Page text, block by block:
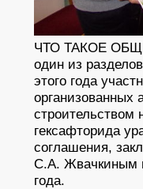
ЧТО ТАКОЕ
один из
этого года
организованных
строительством
гексафторида
соглашения,
С.А. Жвачкиным
года.